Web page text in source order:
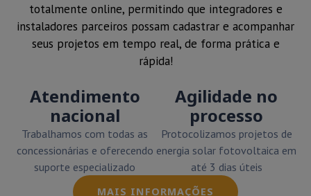
totalmente online, permitindo que integradores e
instaladores parceiros possam cadastrar e acompanhar
seus projetos em tempo real, de forma prática e
rápida!
Atendimento
nacional
Trabalhamos com todas as
concessionárias e oferecendo
suporte especializado
Agilidade no
processo
Protocolizamos projetos de
energia solar fotovoltaica em
até 3 dias úteis
MAIS INFORMAÇÕES